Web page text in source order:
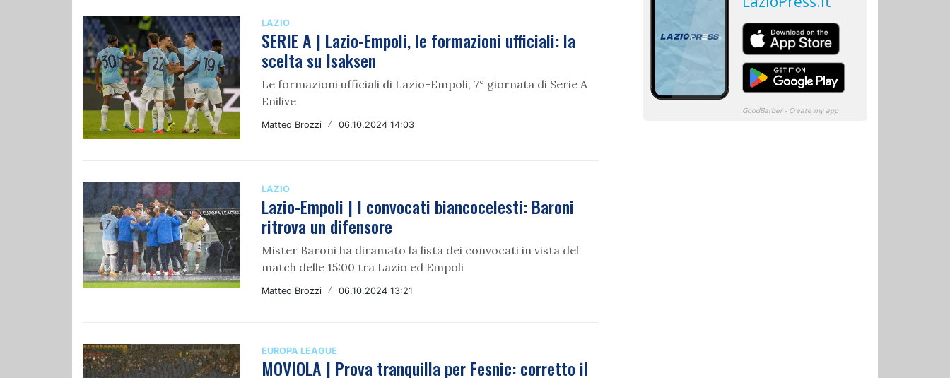
LAZIO
SERIE A | Lazio-Empoli, le formazioni ufficiali: la
scelta su Isaksen
Le formazioni ufficiali di Lazio-Empoli, 7° giornata di Serie A
Enilive
Matteo Brozzi / 06.10.2024 14:03
LAZIO
Lazio-Empoli | I convocati biancocelesti: Baroni
ritrova un difensore
Mister Baroni ha diramato la lista dei convocati in vista del
match delle 15:00 tra Lazio ed Empoli
Matteo Brozzi / 06.10.2024 13:21
EUROPA LEAGUE
MOVIOLA | Prova tranquilla per Fesnic: corretto il